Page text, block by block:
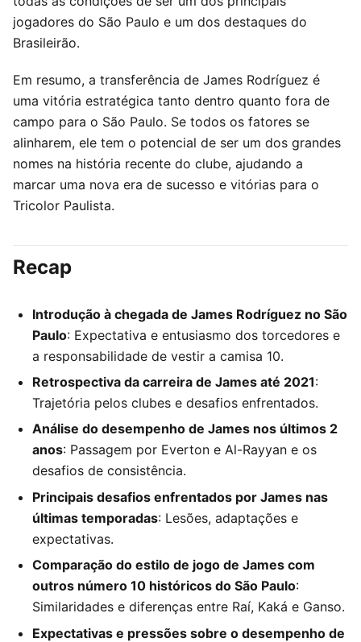
jogadores do São Paulo e um dos destaques do
Brasileirão.
Em resumo, a transferência de James Rodríguez é
uma vitória estratégica tanto dentro quanto fora de
campo para o São Paulo. Se todos os fatores se
alinharem, ele tem o potencial de ser um dos grandes
nomes na história recente do clube, ajudando a
marcar uma nova era de sucesso e vitórias para o
Tricolor Paulista.
Recap
Introdução à chegada de James Rodríguez no São
Paulo: Expectativa e entusiasmo dos torcedores e
a responsabilidade de vestir a camisa 10.
Retrospectiva da carreira de James até 2021:
Trajetória pelos clubes e desafios enfrentados.
Análise do desempenho de James nos últimos 2
anos: Passagem por Everton e Al-Rayyan e os
desafios de consistência.
Principais desafios enfrentados por James nas
últimas temporadas: Lesões, adaptações e
expectativas.
Comparação do estilo de jogo de James com
outros número 10 históricos do São Paulo:
Similaridades e diferenças entre Raí, Kaká e Ganso.
Expectativas e pressões sobre o desempenho de